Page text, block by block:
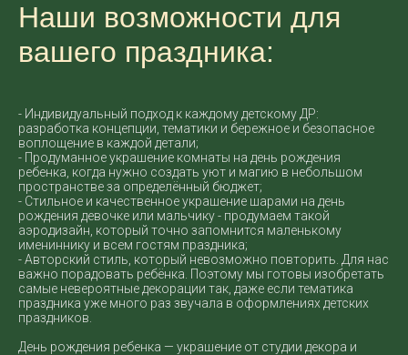
Наши возможности для
вашего праздника:
- Индивидуальный подход к каждому детскому ДР:
разработка концепции, тематики и бережное и безопасное
воплощение в каждой детали;
- Продуманное украшение комнаты на день рождения
ребенка, когда нужно создать уют и магию в небольшом
пространстве за определённый бюджет;
- Стильное и качественное украшение шарами на день
рождения девочке или мальчику - продумаем такой
аэродизайн, который точно запомнится маленькому
имениннику и всем гостям праздника;
- Авторский стиль, который невозможно повторить. Для нас
важно порадовать ребёнка. Поэтому мы готовы изобретать
самые невероятные декорации так, даже если тематика
праздника уже много раз звучала в оформлениях детских
праздников.
День рождения ребенка — украшение от студии декора и